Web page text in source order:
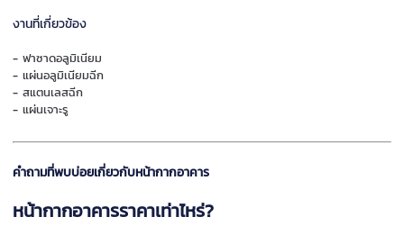
งานที่เกี่ยวข้อง
- ฟาซาดอลูมิเนียม
- แผ่นอลูมิเนียมฉีก
- สแตนเลสฉีก
- แผ่นเจาะรู
คำถามที่พบบ่อยเกี่ยวกับหน้ากากอาคาร
หน้ากากอาคารราคาเท่าไหร่?